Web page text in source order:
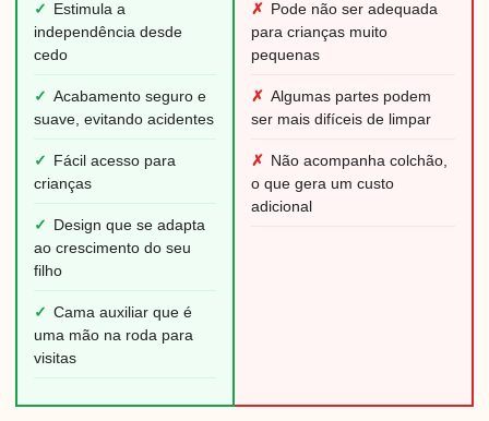
✓
Estimula a
independência desde
cedo
✓ Acabamento seguro e
suave, evitando acidentes
✓
Fácil acesso para
crianças
✓
Design que se adapta
ao crescimento do seu
filho
✓ Cama auxiliar que é
uma mão na roda para
visitas
✗ Pode não ser adequada
para crianças muito
pequenas
✗ Algumas partes podem
ser mais difíceis de limpar
✗ Não acompanha colchão,
o que gera um custo
adicional